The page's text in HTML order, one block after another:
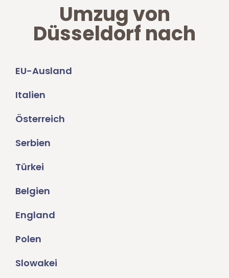
Umzug von
Düsseldorf nach
EU-Ausland
Italien
Österreich
Serbien
Türkei
Belgien
England
Polen
Slowakei